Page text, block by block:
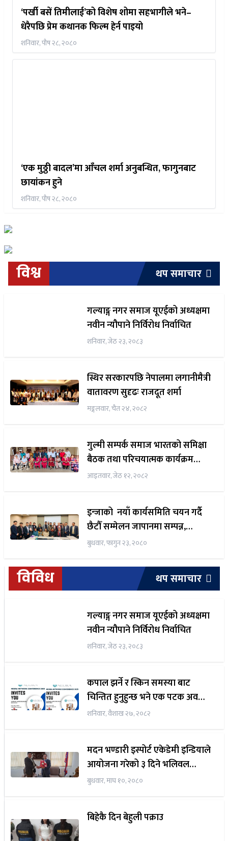
‘पर्खी बसें तिमीलाई’को विशेष शोमा सहभागीले भने–
धेरैपछि प्रेम कथानक फिल्म हेर्न पाइयो
शनिवार, पौष २८, २०८०
‘एक मुठ्ठी बादल’मा आँचल शर्मा अनुबन्धित, फागुनबाट
छायांकन हुने
शनिवार, पौष २८, २०८०
विश्व थप समाचार
गल्याङ्ग नगर समाज यूएईको अध्यक्षमा
नवीन न्यौपाने निर्विरोध निर्वाचित
शनिवार, जेठ २३, २०८३
स्थिर सरकारपछि नेपालमा लगानीमैत्री
वातावरण सुदृढः राजदूत शर्मा
मङ्गलवार, चैत २४, २०८२
गुल्मी सम्पर्क समाज भारतको समिक्षा
बैठक तथा परिचयात्मक कार्यक्रम
सम्पन्न
आइतवार, जेठ १२, २०८२
इन्जाको नयाँ कार्यसमिति चयन गर्दै
छैटौँ सम्मेलन जापानमा सम्पन्न,
गुणराज लुइँटेल पुन अध्यक्षमा चयन
बुधवार, फागुन २३, २०८०
विविध थप समाचार
गल्याङ्ग नगर समाज यूएईको अध्यक्षमा
नवीन न्यौपाने निर्विरोध निर्वाचित
शनिवार, जेठ २३, २०८३
कपाल झर्ने र स्किन समस्या बाट
चिन्तित हुनुहुन्छ भने एक पटक अवस्य
मिल्नुहोस् नेउरा हेल्थ केयर संग
शनिवार, वैशाख २७, २०८२
मदन भण्डारी इस्पोर्ट एकेडेमी इन्डियाले
आयोजना गरेको ३ दिने भलिवल
खेलको अन्तिम दिन तथा पुरस्कार
प्रसाद शर्मा प्रमुख अतिथिको रुपमा
उपस्थित हुदै।
बुधवार, माघ १०, २०८०
बिहेकै दिन बेहुली पक्राउ